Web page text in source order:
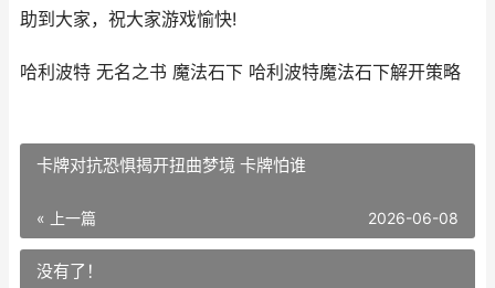
助到大家，祝大家游戏愉快!
哈利波特 无名之书 魔法石下 哈利波特魔法石下解开策略
卡牌对抗恐惧揭开扭曲梦境 卡牌怕谁
« 上一篇 2026-06-08
没有了！